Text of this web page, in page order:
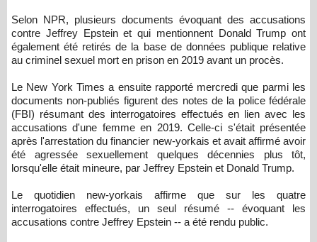
Selon NPR, plusieurs documents évoquant des accusations
contre Jeffrey Epstein et qui mentionnent Donald Trump ont
également été retirés de la base de données publique relative
au criminel sexuel mort en prison en 2019 avant un procès.
Le New York Times a ensuite rapporté mercredi que parmi les
documents non-publiés figurent des notes de la police fédérale
(FBI) résumant des interrogatoires effectués en lien avec les
accusations d'une femme en 2019. Celle-ci s'était présentée
après l'arrestation du financier new-yorkais et avait affirmé avoir
été agressée sexuellement quelques décennies plus tôt,
lorsqu'elle était mineure, par Jeffrey Epstein et Donald Trump.
Le quotidien new-yorkais affirme que sur les quatre
interrogatoires effectués, un seul résumé -- évoquant les
accusations contre Jeffrey Epstein -- a été rendu public.